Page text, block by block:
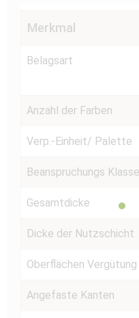
Merkmal
Belagsart
Anzahl der Farben
Verp.-Einheit/ Palette
Beanspruchungs Klasse
Gesamtdicke
Dicke der Nutzschicht
Oberflächen Vergütung
Angefaste Kanten